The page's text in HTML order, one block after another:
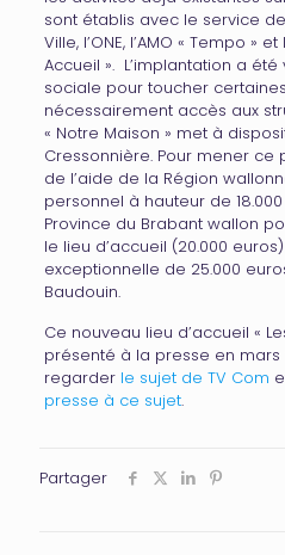
sont établis avec le service
Ville, l’ONE, l’AMO « Tempo »
Accueil ». L’implantation a
sociale pour toucher
nécessairement accès aux
« Notre Maison » met à
Cressonnière. Pour mener ce
de l’aide de la Région
personnel à hauteur de
Province du Brabant wallon
le lieu d’accueil (20.000
exceptionnelle de 25.000
Baudouin.
Ce nouveau lieu d’accueil «
présenté à la presse en mars
regarder le sujet de TV Com
presse à ce sujet.
Partager